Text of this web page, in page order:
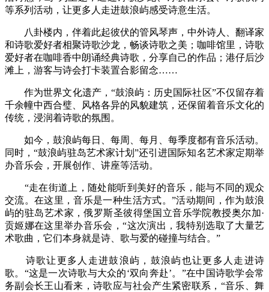
等系列活动，让更多人走进鼓浪屿感受诗意生活。
八卦楼内，伴着此起彼伏的管风琴声，中外诗人、翻译家
和诗歌爱好者相聚诗歌沙龙，畅谈诗歌之美；咖啡馆里，诗歌
爱好者在咖啡香中朗诵经典诗歌，分享自己的作品；港仔后沙
滩上，游客与诗会打卡装置合影留念……
作为世界文化遗产，“鼓浪屿：历史国际社区”不仅留存着
千余幢中西合璧、风格各异的风貌建筑，还保留着音乐文化的
传统，浸润着诗歌的氛围。
如今，鼓浪屿每日、每周、每月、每季度都有音乐活动。
同时，“鼓浪屿驻岛艺术家计划”还引进国际知名艺术家定期举
办音乐会，开展创作、讲座等活动。
“走在街道上，随处能听到美好的音乐，能与不同的观众
交流。在这里，音乐是一种生活方式。”活动期间，作为鼓浪
屿的驻岛艺术家，俄罗斯圣彼得堡国立音乐学院教授奥尔加·
贡姬娜在这里举办音乐会，“这次演出，我特别选取了大量艺
术歌曲，它们本身就是诗、歌与爱的碰撞与结合。”
诗歌让更多人走进鼓浪屿，鼓浪屿也让更多人走进诗
歌。“这是一次诗歌与大众的‘双向奔赴’。”在中国诗歌学会常
务副会长王山看来，诗歌应与社会产生紧密联系，“音乐、舞